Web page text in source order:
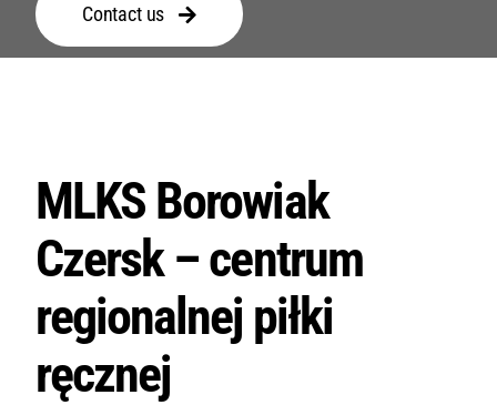
Contact us
MLKS Borowiak
Czersk – centrum
regionalnej piłki
ręcznej